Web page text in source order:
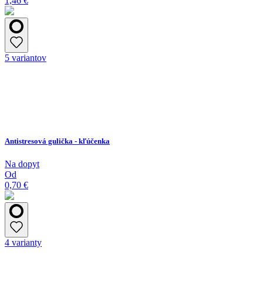
5 variantov
Antistresová gulička - kľúčenka
Na dopyt
Od
0,70 €
4 varianty